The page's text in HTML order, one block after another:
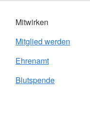
Mitwirken
Mitglied werden
Ehrenamt
Blutspende